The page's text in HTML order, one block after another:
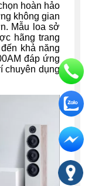
hoàn hảo
không gian
Mẫu loa sở
hãng trang
khả năng
đáp ứng
chuyên dụng